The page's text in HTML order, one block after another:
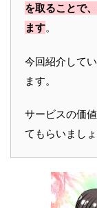
を取ることで
ます。
今回紹介して
ます。
サービスの価
てもらいましょ